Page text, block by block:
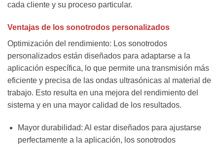
cada cliente y su proceso particular.
Ventajas de los sonotrodos personalizados
Optimización del rendimiento: Los sonotrodos
personalizados están diseñados para adaptarse a la
aplicación específica, lo que permite una transmisión más
eficiente y precisa de las ondas ultrasónicas al material de
trabajo. Esto resulta en una mejora del rendimiento del
sistema y en una mayor calidad de los resultados.
Mayor durabilidad: Al estar diseñados para ajustarse
perfectamente a la aplicación, los sonotrodos